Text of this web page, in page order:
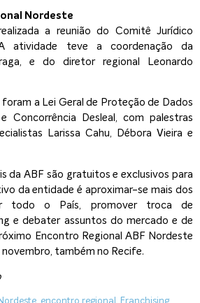
Nordeste
a reunião do Comitê Jurídico
atividade teve a coordenação da
e do diretor regional Leonardo
a Lei Geral de Proteção de Dados
Concorrência Desleal, com palestras
Larissa Cahu, Débora Vieira e
da ABF são gratuitos e exclusivos para
da entidade é aproximar-se mais dos
todo o País, promover troca de
e debater assuntos do mercado e de
Encontro Regional ABF Nordeste
novembro, também no Recife.